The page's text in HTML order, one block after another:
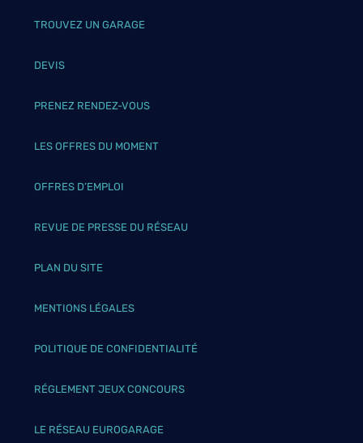
TROUVEZ UN GARAGE
DEVIS
PRENEZ RENDEZ-VOUS
LES OFFRES DU MOMENT
OFFRES D’EMPLOI
REVUE DE PRESSE DU RÉSEAU
PLAN DU SITE
MENTIONS LÉGALES
POLITIQUE DE CONFIDENTIALITÉ
RÉGLEMENT JEUX CONCOURS
LE RÉSEAU EUROGARAGE